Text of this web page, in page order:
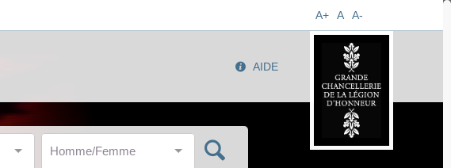
A+ A A-
AIDE
Homme/Femme